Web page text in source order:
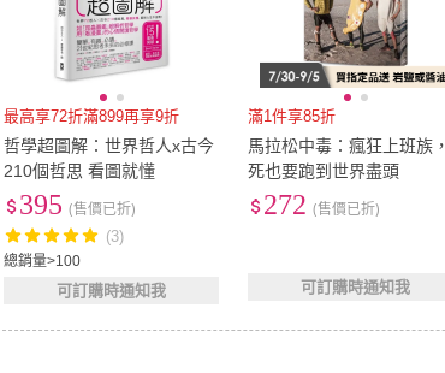
最高享72折滿899再享9折
哲學超圖解：世界哲人x古今
210個哲思 看圖就懂
總銷量>100
395 (售價已折)
(3)
可訂購時通知我
滿1件享85折
馬拉松中毒：瘋狂上班族，
死也要跑到世界盡頭
272 (售價已折)
可訂購時通知我